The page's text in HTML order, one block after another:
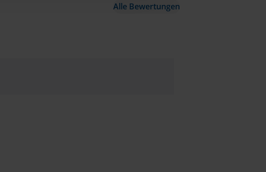
Alle Bewertungen